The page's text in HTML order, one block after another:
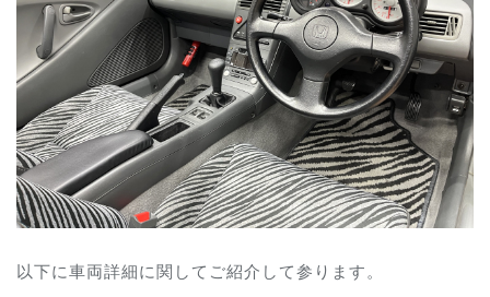
以下に車両詳細に関してご紹介して参ります。